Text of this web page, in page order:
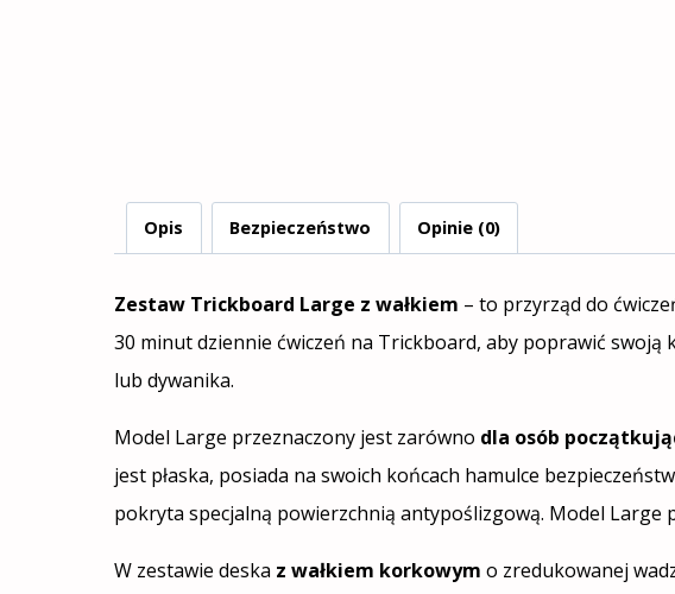
Opis Bezpieczeństwo Opinie (0)
Zestaw Trickboard Large z wałkiem – to przyrząd do
30 minut dziennie ćwiczeń na Trickboard, aby poprawić
lub dywanika.
Model Large przeznaczony jest zarówno dla osób
jest płaska, posiada na swoich końcach hamulce
pokryta specjalną powierzchnią antypoślizgową. Model Large
W zestawie deska z wałkiem korkowym o zredukowanej